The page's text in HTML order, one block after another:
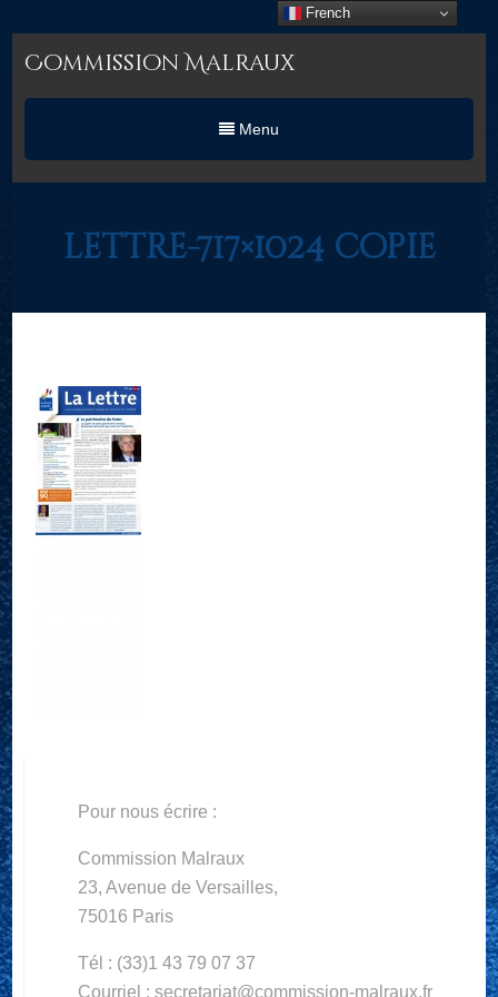
Commission Malraux
Menu
lettre-717×1024 copie
Pour nous écrire :
Commission Malraux
23, Avenue de Versailles,
75016 Paris
Tél : (33)1 43 79 07 37
Courriel : secretariat@commission-malraux.fr
French